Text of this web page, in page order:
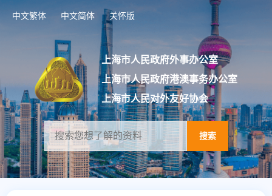
区
跳
转
到
主
要
内
中文繁体 中文简体 关怀版
上海市人民政府外事办公室
上海市人民政府港澳事务办公室
上海市人民对外友好协会
搜索